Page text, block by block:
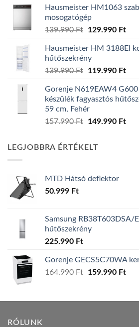
Hausmeister HM1063
mosogatógép
139.990Ft
Original
was:
139.990 Ft.
129.990 Ft
is:
Hausmeister HM 3188EI
hűtőszekrény
139.990Ft
Original
was:
139.990 Ft.
119.990 Ft
is:
Gorenje N619EAW4
készülék fagyasztós
59 cm, Fehér
157.990Ft
Original
157.990 Ft.
149.990 Ft
LEGJOBBRA ÉRTÉKELT
MTD Hátsó deflektor
50.999 Ft
Samsung RB38T603DSA/
hűtőszekrény
225.990 Ft
Gorenje GECS5C70WA
164.990Ft
Original
164.990 Ft.
159.990 Ft
RÓLUNK